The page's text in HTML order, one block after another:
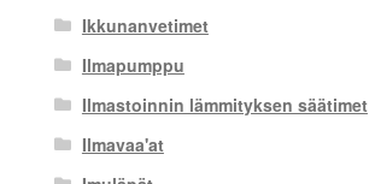
Ikkunanvetimet
Ilmapumppu
Ilmastoinnin lämmityksen säätimet
Ilmavaa'at